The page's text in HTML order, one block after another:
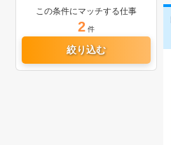
この条件にマッチする仕事
2 件
絞り込む